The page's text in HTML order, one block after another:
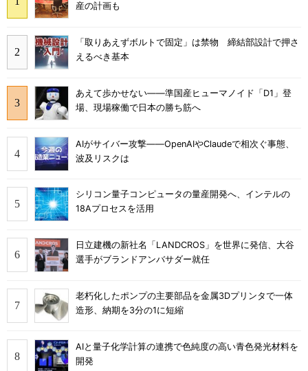
産の計画も
「取りあえずボルトで固定」は禁物 締結部設計で押さ
えるべき基本
あえて歩かせない――準国産ヒューマノイド「D1」登
場、現場稼働で日本の勝ち筋へ
AIがサイバー攻撃――OpenAIやClaudeで相次ぐ事態、
波及リスクは
シリコン量子コンピュータの量産開発へ、インテルの
18Aプロセスを活用
日立建機の新社名「LANDCROS」を世界に発信、大谷
選手がブランドアンバサダー就任
老朽化したポンプの主要部品を金属3Dプリンタで一体
造形、納期を3分の1に短縮
AIと量子化学計算の連携で色純度の高い青色発光材料を
開発